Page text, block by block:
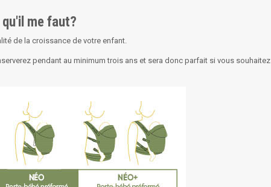
me faut?
de la croissance de votre enfant.
pendant au minimum trois ans et sera donc parfait si vous souhaitez